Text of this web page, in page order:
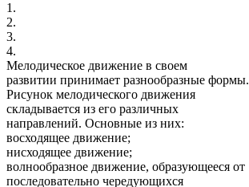
1.
2.
3.
4.
Мелодическое движение в своем
развитии принимает разнообразные формы.
Рисунок мелодического движения
складывается из его различных
направлений. Основные из них:
восходящее движение;
нисходящее движение;
волнообразное движение, образующееся от
последовательно чередующихся